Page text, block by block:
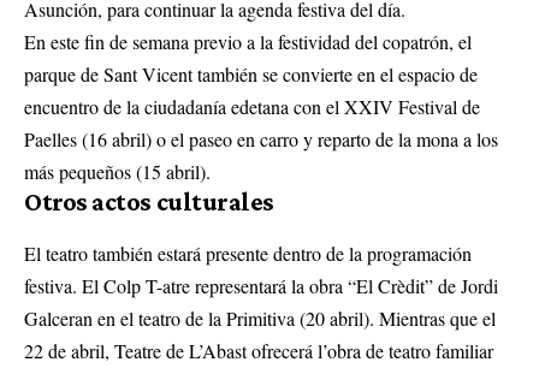
Asunción, para continuar la agenda festiva del día.
En este fin de semana previo a la festividad del copatrón, el
parque de Sant Vicent también se convierte en el espacio de
encuentro de la ciudadanía edetana con el XXIV Festival de
Paelles (16 abril) o el paseo en carro y reparto de la mona a los
más pequeños (15 abril).
Otros actos culturales
El teatro también estará presente dentro de la programación
festiva. El Colp T-atre representará la obra “El Crèdit” de Jordi
Galceran en el teatro de la Primitiva (20 abril). Mientras que el
22 de abril, Teatre de L’Abast ofrecerá l’obra de teatro familiar